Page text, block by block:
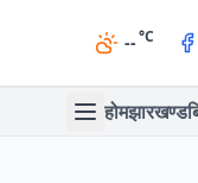
--°C
होमझारखण्ड